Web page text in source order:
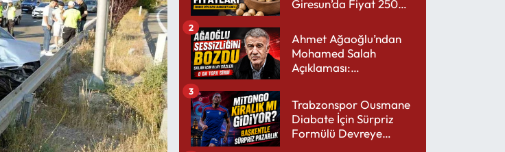
Giresun’da Fiyat 250
Ahmet Ağaoğlu’ndan
Mohamed Salah
Açıklaması:
2
Trabzonspor Ousmane
Diabate İçin Sürpriz
Formülü Devreye
3